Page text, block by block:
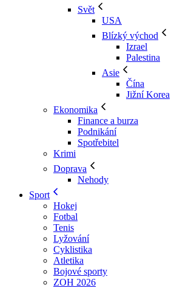
Svět
USA
Blízký východ
Izrael
Palestina
Asie
Čína
Jižní Korea
Ekonomika
Finance a burza
Podnikání
Spotřebitel
Krimi
Doprava
Nehody
Sport
Hokej
Fotbal
Tenis
Lyžování
Cyklistika
Atletika
Bojové sporty
ZOH 2026